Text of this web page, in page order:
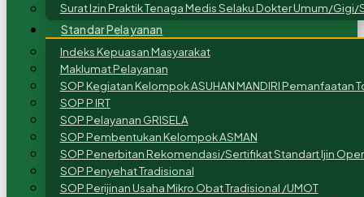
Surat Izin Praktik Tenaga Medis Selaku Dokter Umum/Gigi/
Standar Pelayanan
Indeks Kepuasan Masyarakat
Maklumat Pelayanan
SOP Kegiatan Kelompok ASUHAN MANDIRI Pemanfaatan
SOP P IRT
SOP Pelayanan GRISELA
SOP Pembentukan Kelompok ASMAN
SOP Penerbitan Rekomendasi/Sertifikat Standart Ijin
SOP Penyehat Tradisional
SOP Perijinan Usaha Mikro Obat Tradisional /UMOT